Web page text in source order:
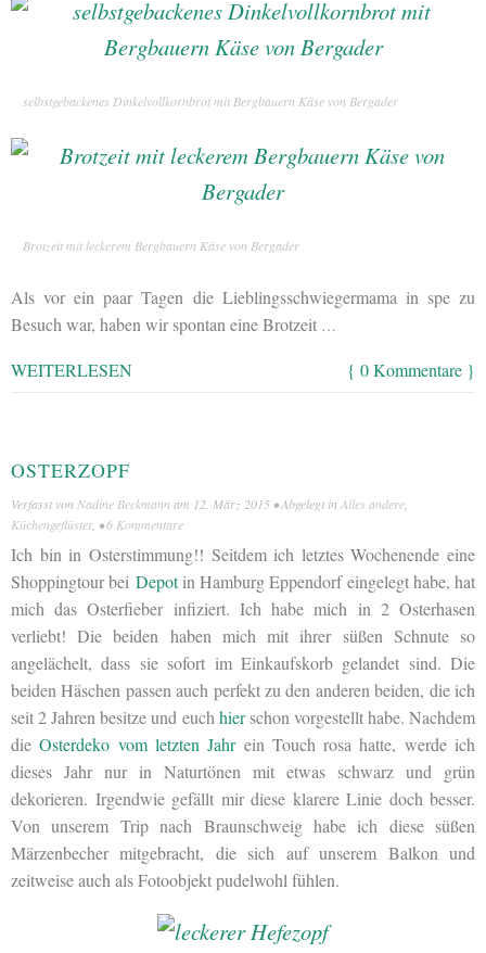
selbstgebackenes Dinkelvollkornbrot mit Bergbauern Käse von Bergader
Brotzeit mit leckerem Bergbauern Käse von Bergader
Als vor ein paar Tagen die Lieblingsschwiegermama in spe zu
Besuch war, haben wir spontan eine Brotzeit …
WEITERLESEN { 0 Kommentare }
OSTERZOPF
Verfasst von Nadine Beckmann am 12. März 2015 • Abgelegt in Alles andere
Küchengeflüster, •6 Kommentare
Ich bin in Osterstimmung!! Seitdem ich letztes Wochenende eine
Shoppingtour bei Depotin Hamburg Eppendorf eingelegt habe, hat
mich das Osterfieber infiziert. Ich habe mich in 2 Osterhasen
verliebt! Die beiden haben mich mit ihrer süßen Schnute so
angelächelt, dass sie sofort im Einkaufskorb gelandet sind. Die
beiden Häschen passen auch perfekt zu den anderen beiden, die ich
seit 2 Jahren besitze und euch hierschon vorgestellt habe. Nachdem
dieOsterdeko vom letzten Jahrein Touch rosa hatte, werde ich
dieses Jahr nur in Naturtönen mit etwas schwarz und grün
dekorieren. Irgendwie gefällt mir diese klarere Linie doch besser.
Von unserem Trip nach Braunschweig habe ich diese süßen
Märzenbecher mitgebracht, die sich auf unserem Balkon und
zeitweise auch als Fotoobjekt pudelwohl fühlen.